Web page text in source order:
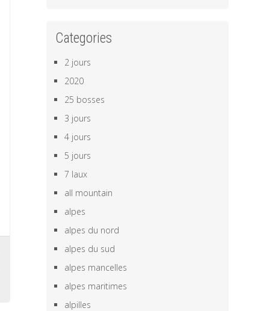
Categories
2 jours
2020
25 bosses
3 jours
4 jours
5 jours
7 laux
all mountain
alpes
alpes du nord
alpes du sud
alpes mancelles
alpes maritimes
alpilles